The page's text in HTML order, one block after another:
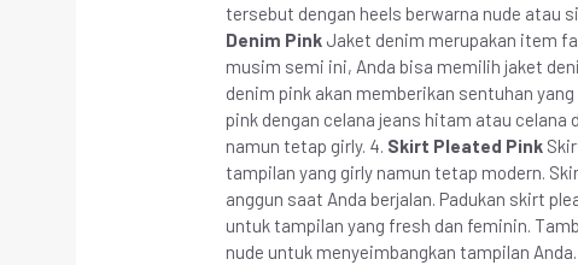
tersebut dengan heels berwarna nude atau
Denim Pink Jaket denim merupakan item
musim semi ini, Anda bisa memilih jaket
denim pink akan memberikan sentuhan
pink dengan celana jeans hitam atau
namun tetap girly. 4. Skirt Pleated Pink
tampilan yang girly namun tetap modern.
anggun saat Anda berjalan. Padukan skirt
untuk tampilan yang fresh dan feminin.
nude untuk menyeimbangkan tampilan Anda.